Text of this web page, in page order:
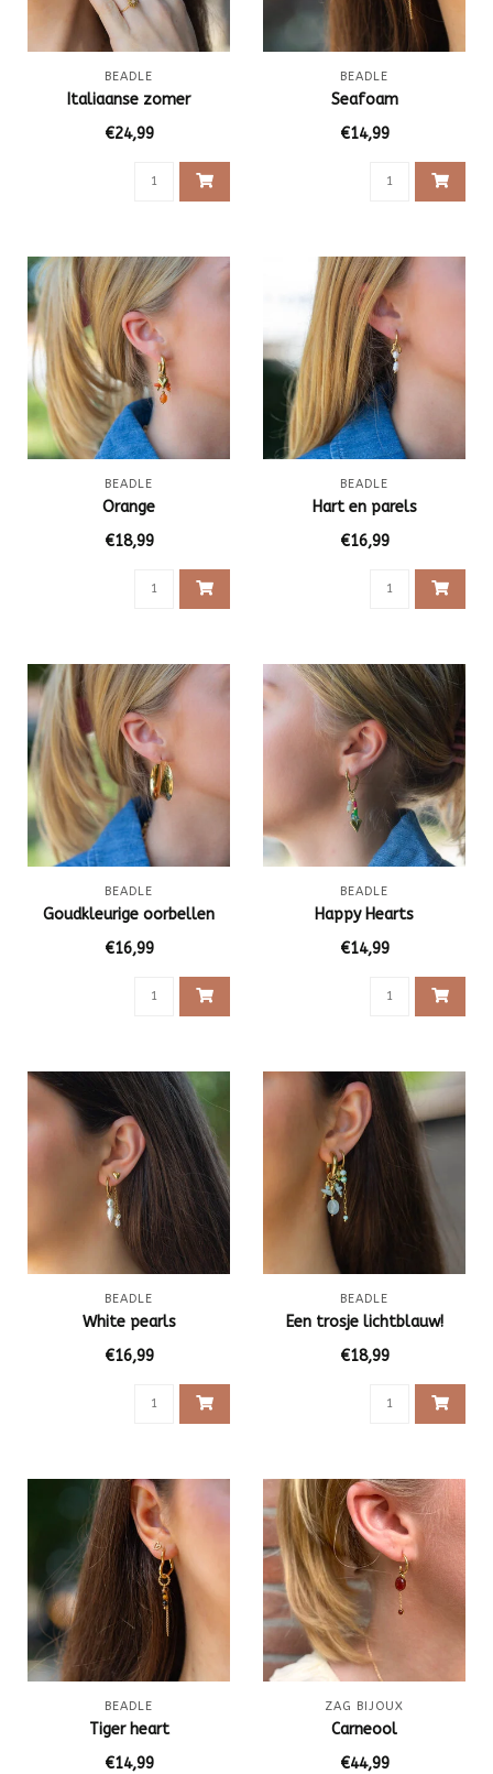
BEADLE
Italiaanse zomer
€24,99
BEADLE
Seafoam
€14,99
BEADLE
Orange
€18,99
BEADLE
Hart en parels
€16,99
BEADLE
Goudkleurige oorbellen
€16,99
BEADLE
Happy Hearts
€14,99
BEADLE
White pearls
€16,99
BEADLE
Een trosje lichtblauw!
€18,99
BEADLE
Tiger heart
€14,99
ZAG BIJOUX
Carneool
€44,99